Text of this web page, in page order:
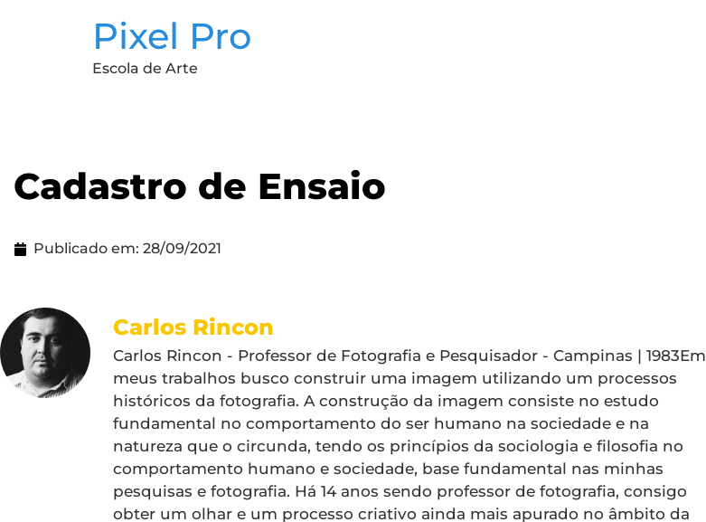
Pixel Pro
Escola de Arte
Cadastro de Ensaio
Publicado em: 28/09/2021
Carlos Rincon
Carlos Rincon - Professor de Fotografia e Pesquisador - Campinas | 1983Em
meus trabalhos busco construir uma imagem utilizando um processos
históricos da fotografia. A construção da imagem consiste no estudo
fundamental no comportamento do ser humano na sociedade e na
natureza que o circunda, tendo os princípios da sociologia e filosofia no
comportamento humano e sociedade, base fundamental nas minhas
pesquisas e fotografia. Há 14 anos sendo professor de fotografia, consigo
obter um olhar e um processo criativo ainda mais apurado no âmbito da